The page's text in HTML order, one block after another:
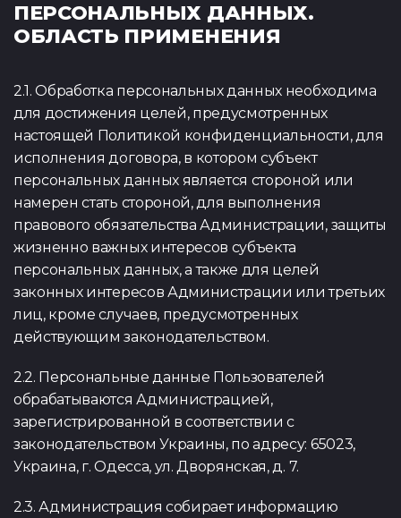
ПЕРСОНАЛЬНЫХ ДАННЫХ.
ОБЛАСТЬ ПРИМЕНЕНИЯ
2.1. Обработка персональных данных необходима
для достижения целей, предусмотренных
настоящей Политикой конфиденциальности, для
исполнения договора, в котором субъект
персональных данных является стороной или
намерен стать стороной, для выполнения
правового обязательства Администрации, защиты
жизненно важных интересов субъекта
персональных данных, а также для целей
законных интересов Администрации или третьих
лиц, кроме случаев, предусмотренных
действующим законодательством.
2.2. Персональные данные Пользователей
обрабатываются Администрацией,
зарегистрированной в соответствии с
законодательством Украины, по адресу: 65023,
Украина, г. Одесса, ул. Дворянская, д. 7.
2.3. Администрация собирает информацию